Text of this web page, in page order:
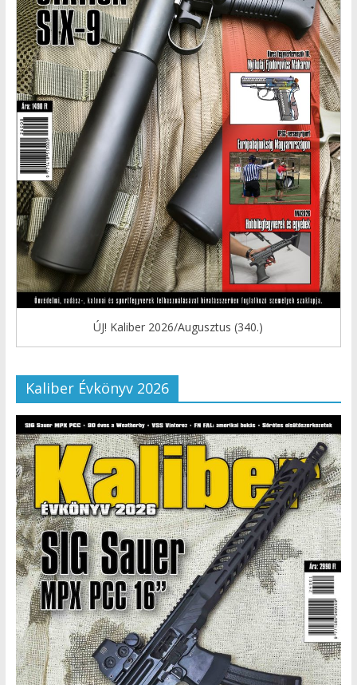
ÚJ! Kaliber 2026/Augusztus (340.)
Kaliber Évkönyv 2026